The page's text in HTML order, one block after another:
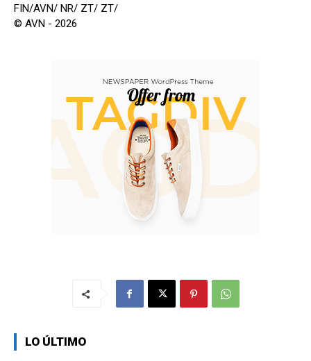
FIN/AVN/ NR/ ZT/ ZT/
© AVN - 2026
LO ÚLTIMO